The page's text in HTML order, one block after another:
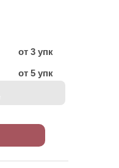
от 3 упк
от 5 упк